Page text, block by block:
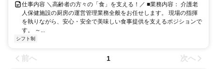
仕事内容 ＼高齢者の方々の「食」を支える！／ ■業務内容： 介護老
人保健施設の厨房の運営管理業務全般をお任せします。 現場の指揮
を執りながら、安心・安全で美味しい食事提供を支えるポジションで
す。 ～...
シフト制
前へ 1 次へ